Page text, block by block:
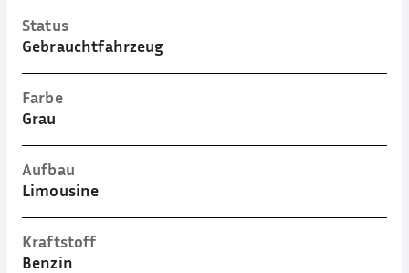
Status
Gebrauchtfahrzeug
Farbe
Grau
Aufbau
Limousine
Kraftstoff
Benzin